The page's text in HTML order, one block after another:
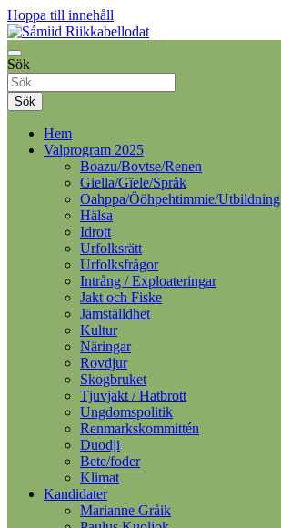
Hoppa till innehåll
Sámiid Riikkabellodat
Samelandspartiet
Sök
Sök
Hem
Valprogram 2025
Boazu/Bovtse/Renen
Giella/Gïele/Språk
Oahppa/Ööhpehtimmie/Utbildning
Hälsa
Idrott
Urfolksrätt
Urfolksfrågor
Intrång / Exploateringar
Jakt och Fiske
Jämställdhet
Kultur
Näringar
Rovdjur
Skogbruket
Tjuvjakt / Hatbrott
Ungdomspolitik
Renmarkskommittén
Duodji
Bete/foder
Klimat
Kandidater
Marianne Gråik